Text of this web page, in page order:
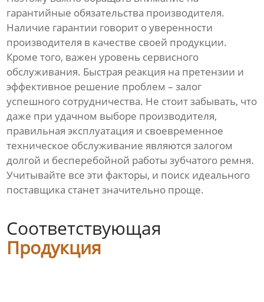
гарантийные обязательства производителя.
Наличие гарантии говорит о уверенности
производителя в качестве своей продукции.
Кроме того, важен уровень сервисного
обслуживания. Быстрая реакция на претензии и
эффективное решение проблем – залог
успешного сотрудничества. Не стоит забывать, что
даже при удачном выборе производителя,
правильная эксплуатация и своевременное
техническое обслуживание являются залогом
долгой и бесперебойной работы зубчатого ремня.
Учитывайте все эти факторы, и поиск идеального
поставщика станет значительно проще.
Соответствующая
Продукция